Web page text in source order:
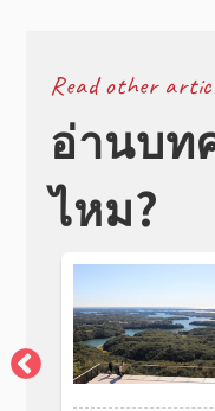
Read other
อ่านบท
ไหม?
Clip